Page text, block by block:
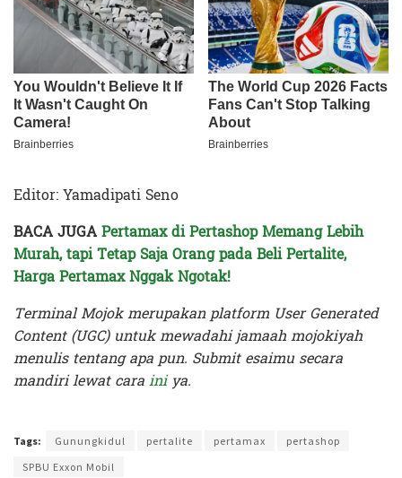
Editor: Yamadipati Seno
BACA JUGAPertamax di Pertashop Memang Lebih
Murah, tapi Tetap Saja Orang pada Beli Pertalite,
Harga Pertamax Nggak Ngotak!
Terminal Mojok merupakan platform User Generated
Content (UGC) untuk mewadahi jamaah mojokiyah
menulis tentang apa pun. Submit esaimu secara
mandiri lewat carainiya.
Tags: Gunungkidul pertalite pertamax
pertashop
SPBU Exxon Mobil